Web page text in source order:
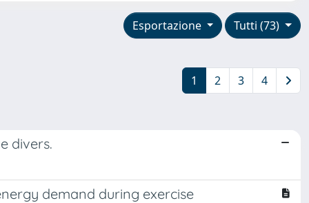
Tutti (73)
Esportazione
1 2 3 4
divers.
demand during exercise